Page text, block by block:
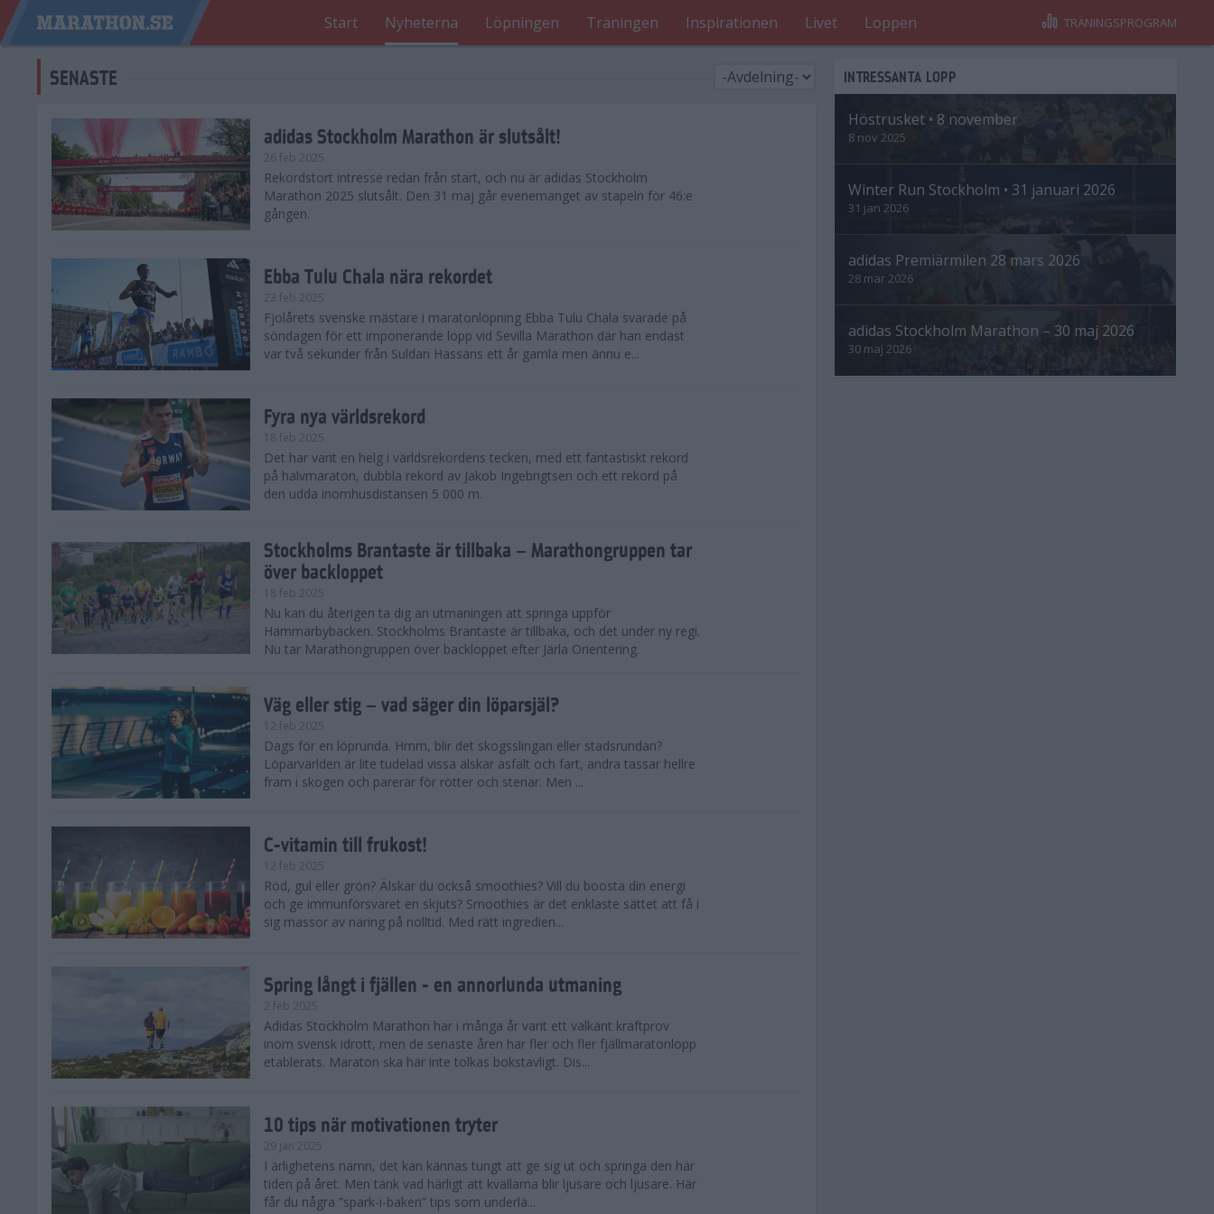
Start Nyheterna Löpningen Träningen Inspirationen Livet Loppen TRÄNINGSPROGRAM
SENASTE
adidas Stockholm Marathon är slutsålt!
26 feb 2025
Rekordstort intresse redan från start, och nu är adidas Stockholm
Marathon 2025 slutsålt. Den 31 maj går evenemanget av stapeln för 46:e
gången.
Ebba Tulu Chala nära rekordet
23 feb 2025
Fjolårets svenske mästare i maratonlöpning Ebba Tulu Chala svarade på
söndagen för ett imponerande lopp vid Sevilla Marathon där han endast
var två sekunder från Suldan Hassans ett år gamla men ännu e...
Fyra nya världsrekord
18 feb 2025
Det har varit en helg i världsrekordens tecken, med ett fantastiskt rekord
på halvmaraton, dubbla rekord av Jakob Ingebrigtsen och ett rekord på
den udda inomhusdistansen 5 000 m.
Stockholms Brantaste är tillbaka – Marathongruppen tar
över backloppet
18 feb 2025
Nu kan du återigen ta dig an utmaningen att springa uppför
Hammarbybacken. Stockholms Brantaste är tillbaka, och det under ny regi.
Nu tar Marathongruppen över backloppet efter Järla Orientering.
Väg eller stig – vad säger din löparsjäl?
12 feb 2025
Dags för en löprunda. Hmm, blir det skogsslingan eller stadsrundan?
Löparvärlden är lite tudelad vissa älskar asfalt och fart, andra tassar hellre
fram i skogen och parerar för rötter och stenar. Men ...
C-vitamin till frukost!
12 feb 2025
Röd, gul eller grön? Älskar du också smoothies? Vill du boosta din energi
och ge immunförsvaret en skjuts? Smoothies är det enklaste sättet att få i
sig massor av näring på nolltid. Med rätt ingredien...
Spring långt i fjällen - en annorlunda utmaning
2 feb 2025
Adidas Stockholm Marathon har i många år varit ett välkänt kraftprov
inom svensk idrott, men de senaste åren har fler och fler fjällmaratonlopp
etablerats. Maraton ska här inte tolkas bokstavligt. Dis...
10 tips när motivationen tryter
29 jan 2025
I ärlighetens namn, det kan kännas tungt att ge sig ut och springa den här
tiden på året. Men tänk vad härligt att kvällarna blir ljusare och ljusare. Här
får du några ”spark-i-baken” tips som underlä...
INTRESSANTA LOPP
Höstrusket • 8 november
8 nov 2025
Winter Run Stockholm • 31 januari 2026
31 jan 2026
adidas Premiärmilen 28 mars 2026
28 mar 2026
adidas Stockholm Marathon – 30 maj 2026
30 maj 2026